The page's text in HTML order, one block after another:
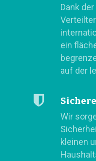
Dank
ein
auf der
Wir
kleinen